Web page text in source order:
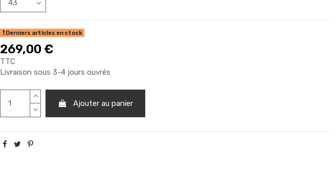
Derniers articles en stock
269,00 €
TTC
Livraison sous 3-4 jours ouvrés
Ajouter au panier